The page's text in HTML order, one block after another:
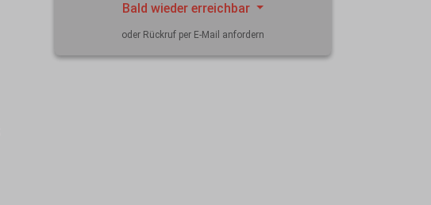
Bald wieder erreichbar
oder Rückruf per E-Mail anfordern